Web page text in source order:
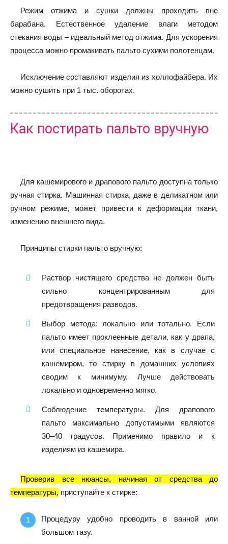
Режим отжима и сушки должны проходить вне
барабана. Естественное удаление влаги методом
стекания воды – идеальный метод отжима. Для ускорения
процесса можно промакивать пальто сухими полотенцам.
Исключение составляют изделия из холлофайбера. Их
можно сушить при 1 тыс. оборотах.
Как постирать пальто вручную
Для кашемирового и драпового пальто доступна только
ручная стирка. Машинная стирка, даже в деликатном или
ручном режиме, может привести к деформации ткани,
изменению внешнего вида.
Принципы стирки пальто вручную:
Раствор чистящего средства не должен быть
сильно концентрированным для
предотвращения разводов.
Выбор метода: локально или тотально. Если
пальто имеет проклеенные детали, как у драпа,
или специальное нанесение, как в случае с
кашемиром, то стирку в домашних условиях
сводим к минимуму. Лучше действовать
локально и одновременно мягко.
Соблюдение температуры. Для драпового
пальто максимально допустимыми являются
30–40 градусов. Применимо правило и к
изделиям из кашемира.
Проверив все нюансы, начиная от средства до
температуры, приступайте к стирке:
Процедуру удобно проводить в ванной или
большом тазу.